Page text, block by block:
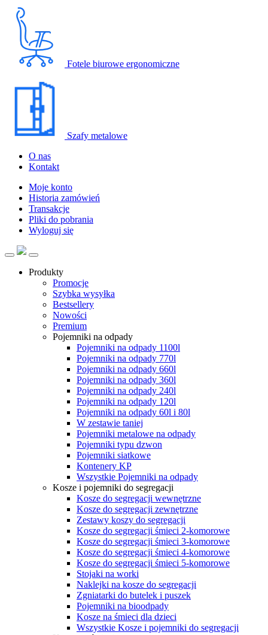
Fotele biurowe ergonomiczne
Szafy metalowe
O nas
Kontakt
Moje konto
Historia zamówień
Transakcje
Pliki do pobrania
Wyloguj się
Produkty
Promocje
Szybka wysyłka
Bestsellery
Nowości
Premium
Pojemniki na odpady
Pojemniki na odpady 1100l
Pojemniki na odpady 770l
Pojemniki na odpady 660l
Pojemniki na odpady 360l
Pojemniki na odpady 240l
Pojemniki na odpady 120l
Pojemniki na odpady 60l i 80l
W zestawie taniej
Pojemniki metalowe na odpady
Pojemniki typu dzwon
Pojemniki siatkowe
Kontenery KP
Wszystkie Pojemniki na odpady
Kosze i pojemniki do segregacji
Kosze do segregacji wewnętrzne
Kosze do segregacji zewnętrzne
Zestawy koszy do segregacji
Kosze do segregacji śmieci 2-komorowe
Kosze do segregacji śmieci 3-komorowe
Kosze do segregacji śmieci 4-komorowe
Kosze do segregacji śmieci 5-komorowe
Stojaki na worki
Naklejki na kosze do segregacji
Zgniatarki do butelek i puszek
Pojemniki na bioodpady
Kosze na śmieci dla dzieci
Wszystkie Kosze i pojemniki do segregacji